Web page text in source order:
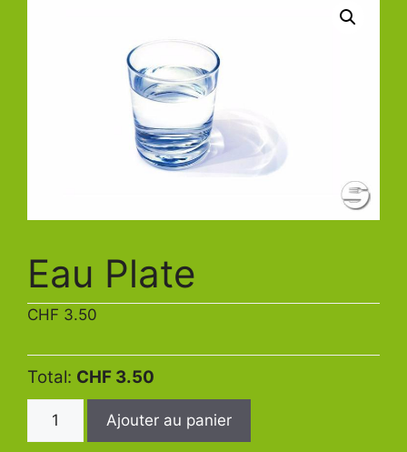
Eau Plate
CHF 3.50
Total: CHF 3.50
Ajouter au panier